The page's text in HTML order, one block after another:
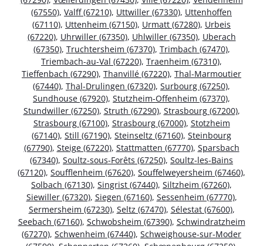
(67550), Valff (67210), Uttwiller (67330), Uttenhoffen
(67110), Uttenheim (67150), Urmatt (67280), Urbeis
(67220), Uhrwiller (67350), Uhlwiller (67350), Uberach
(67350), Truchtersheim (67370), Trimbach (67470),
Triembach-au-Val (67220), Traenheim (67310),
Tieffenbach (67290), Thanvillé (67220), Thal-Marmoutier
(67440), Thal-Drulingen (67320), Surbourg (67250),
Sundhouse (67920), Stutzheim-Offenheim (67370),
Stundwiller (67250), Struth (67290), Strasbourg (67200),
Strasbourg (67100), Strasbourg (67000), Stotzheim
(67140), Still (67190), Steinseltz (67160), Steinbourg
(67790), Steige (67220), Stattmatten (67770), Sparsbach
(67340), Soultz-sous-Forêts (67250), Soultz-les-Bains
(67120), Soufflenheim (67620), Souffelweyersheim (67460),
Solbach (67130), Singrist (67440), Siltzheim (67260),
Siewiller (67320), Siegen (67160), Sessenheim (67770),
Sermersheim (67230), Seltz (67470), Sélestat (67600),
Seebach (67160), Schwobsheim (67390), Schwindratzheim
(67270), Schwenheim (67440), Schweighouse-sur-Moder